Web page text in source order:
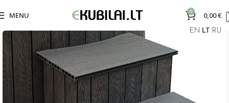
MENU 0 0,00€
EN LT RU